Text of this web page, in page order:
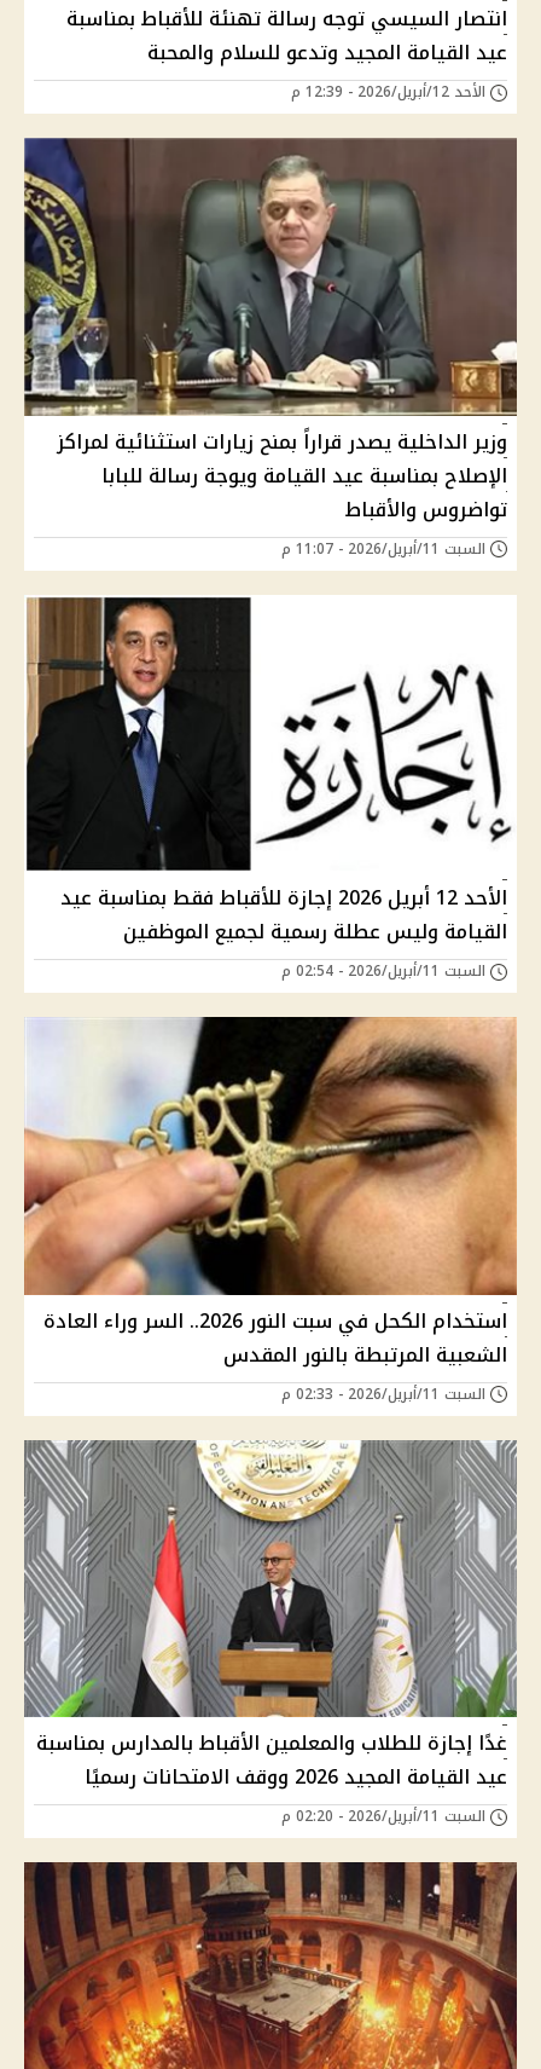
انتصار السيسي توجه رسالة تهنئة للأقباط بمناسبة
عيد القيامة المجيد وتدعو للسلام والمحبة
الأحد 12/أبريل/2026 - 12:39 م
وزير الداخلية يصدر قراراً بمنح زيارات استثنائية لمراكز
الإصلاح بمناسبة عيد القيامة ويوجة رسالة للبابا
تواضروس والأقباط
السبت 11/أبريل/2026 - 11:07 م
الأحد 12 أبريل 2026 إجازة للأقباط فقط بمناسبة عيد
القيامة وليس عطلة رسمية لجميع الموظفين
السبت 11/أبريل/2026 - 02:54 م
استخدام الكحل في سبت النور 2026.. السر وراء العادة
الشعبية المرتبطة بالنور المقدس
السبت 11/أبريل/2026 - 02:33 م
غدًا إجازة للطلاب والمعلمين الأقباط بالمدارس بمناسبة
عيد القيامة المجيد 2026 ووقف الامتحانات رسميًا
السبت 11/أبريل/2026 - 02:20 م